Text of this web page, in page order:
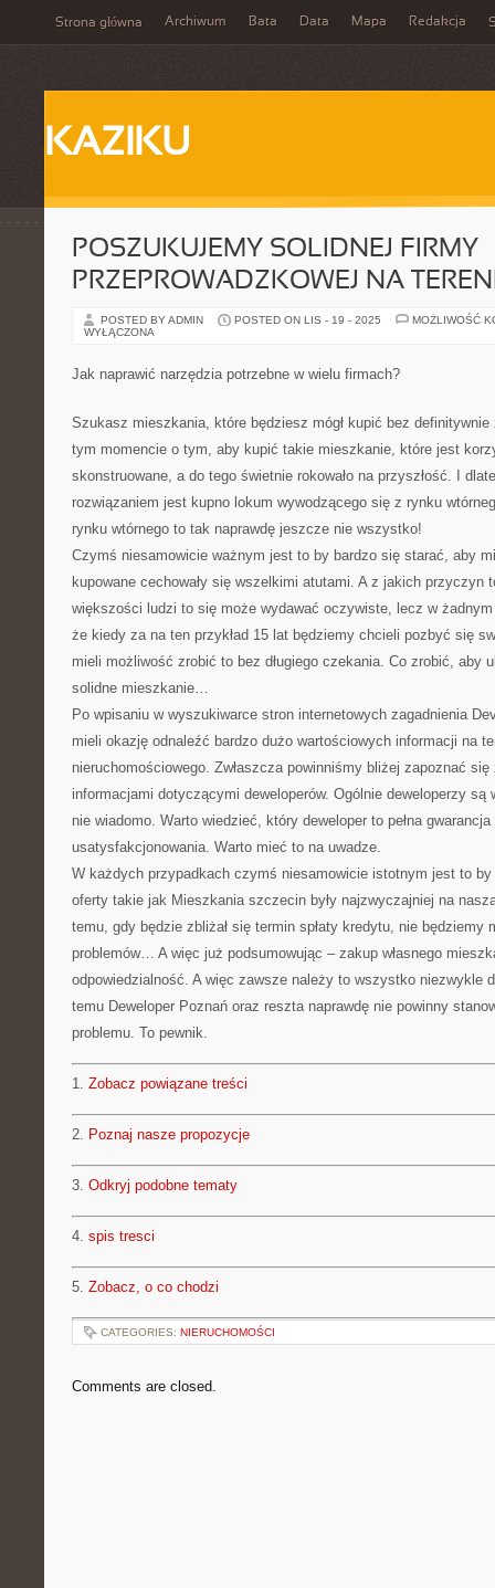
Strona główna Archiwum Bata Data Mapa Redakcja
KAZIKU
POSZUKUJEMY SOLIDNEJ FIRMY
PRZEPROWADZKOWEJ NA
POSTED BY ADMIN POSTED ON LIS - 19 - 2025
MOŻLIWOŚĆ
WYŁĄCZONA
Jak naprawić narzędzia potrzebne w wielu firmach?
Szukasz mieszkania, które będziesz mógł kupić bez definitywnie
tym momencie o tym, aby kupić takie mieszkanie, które jest
skonstruowane, a do tego świetnie rokowało na przyszłość. I
rozwiązaniem jest kupno lokum wywodzącego się z rynku
rynku wtórnego to tak naprawdę jeszcze nie wszystko!
Czymś niesamowicie ważnym jest to by bardzo się starać, aby
kupowane cechowały się wszelkimi atutami. A z jakich przyczyn
większości ludzi to się może wydawać oczywiste, lecz w
że kiedy za na ten przykład 15 lat będziemy chcieli pozbyć się
mieli możliwość zrobić to bez długiego czekania. Co zrobić, aby
solidne mieszkanie…
Po wpisaniu w wyszukiwarce stron internetowych zagadnienia
mieli okazję odnaleźć bardzo dużo wartościowych informacji na
nieruchomościowego. Zwłaszcza powinniśmy bliżej zapoznać
informacjami dotyczącymi deweloperów. Ogólnie deweloperzy
nie wiadomo. Warto wiedzieć, który deweloper to pełna
usatysfakcjonowania. Warto mieć to na uwadze.
W każdych przypadkach czymś niesamowicie istotnym jest to
oferty takie jak Mieszkania szczecin były najzwyczajniej na
temu, gdy będzie zbliżał się termin spłaty kredytu, nie będziemy
problemów… A więc już podsumowując – zakup własnego
odpowiedzialność. A więc zawsze należy to wszystko niezwykle
temu Deweloper Poznań oraz reszta naprawdę nie powinny
problemu. To pewnik.
1. Zobacz powiązane treści
2. Poznaj nasze propozycje
3. Odkryj podobne tematy
4. spis tresci
5. Zobacz, o co chodzi
CATEGORIES: NIERUCHOMOŚCI
Comments are closed.